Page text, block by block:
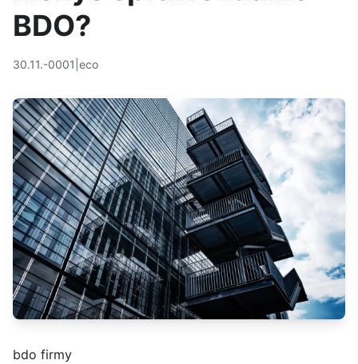
BDO?
30.11.-0001 eco
bdo firmy